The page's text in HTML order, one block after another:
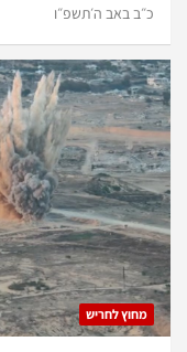
כ״ב באב ה׳תשפ״ו
מחוץ לחריש